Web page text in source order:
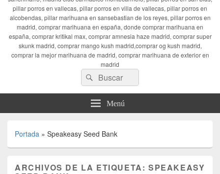
pillar porros en vallecas, pillar porros en villa de vallecas, pillar porros en
alcobendas, pillar marihuana en sansebastian de los reyes, pillar porros en
madrid, comprar marihuana en españa, donde comprar marihuana en
españa, comprar kritikal max, comprar amnesia haze madrid, comprar super
skunk madrid, comprar mango kush madrid,comprar og kush madrid,
comprar la mejor marihuana de madrid, comprar marihuana de exterior en
madrid
Buscar
por:
Buscar
Menú
Portada » Speakeasy Seed Bank
ARCHIVOS DE LA ETIQUETA:SPEAKEASY